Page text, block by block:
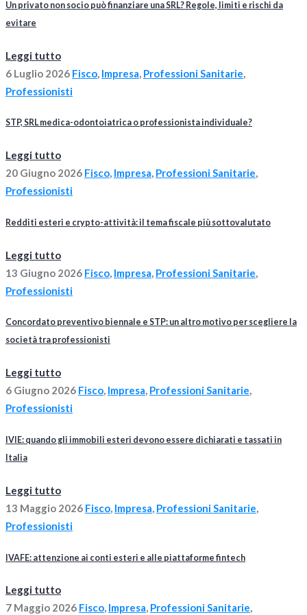
Un privato non socio può finanziare una SRL? Regole, limiti e rischi da
evitare
Leggi tutto
6 Luglio 2026 Fisco Impresa Professioni Sanitarie
Professionisti
STP, SRL medica-odontoiatrica o professionista individuale?
Leggi tutto
20 Giugno 2026 Fisco, Impresa, Professioni Sanitarie,
Professionisti
Redditi esteri e crypto-attività: il tema fiscale più sottovalutato
Leggi tutto
13 Giugno 2026 Fisco, Impresa, Professioni Sanitarie,
Professionisti
Concordato preventivo biennale e STP: un altro motivo per scegliere la
società tra professionisti
Leggi tutto
6 Giugno 2026 Fisco, Impresa, Professioni Sanitarie,
Professionisti
IVIE: quando gli immobili esteri devono essere dichiarati e tassati in
Italia
Leggi tutto
13 Maggio 2026 Fisco, Impresa, Professioni Sanitarie,
Professionisti
IVAFE: attenzione ai conti esteri e alle piattaforme fintech
Leggi tutto
7 Maggio 2026 Fisco, Impresa, Professioni Sanitarie,